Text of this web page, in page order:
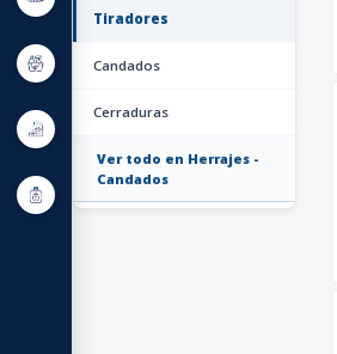
Tiradores
Candados
Cerraduras
Ver todo en Herrajes -
Candados